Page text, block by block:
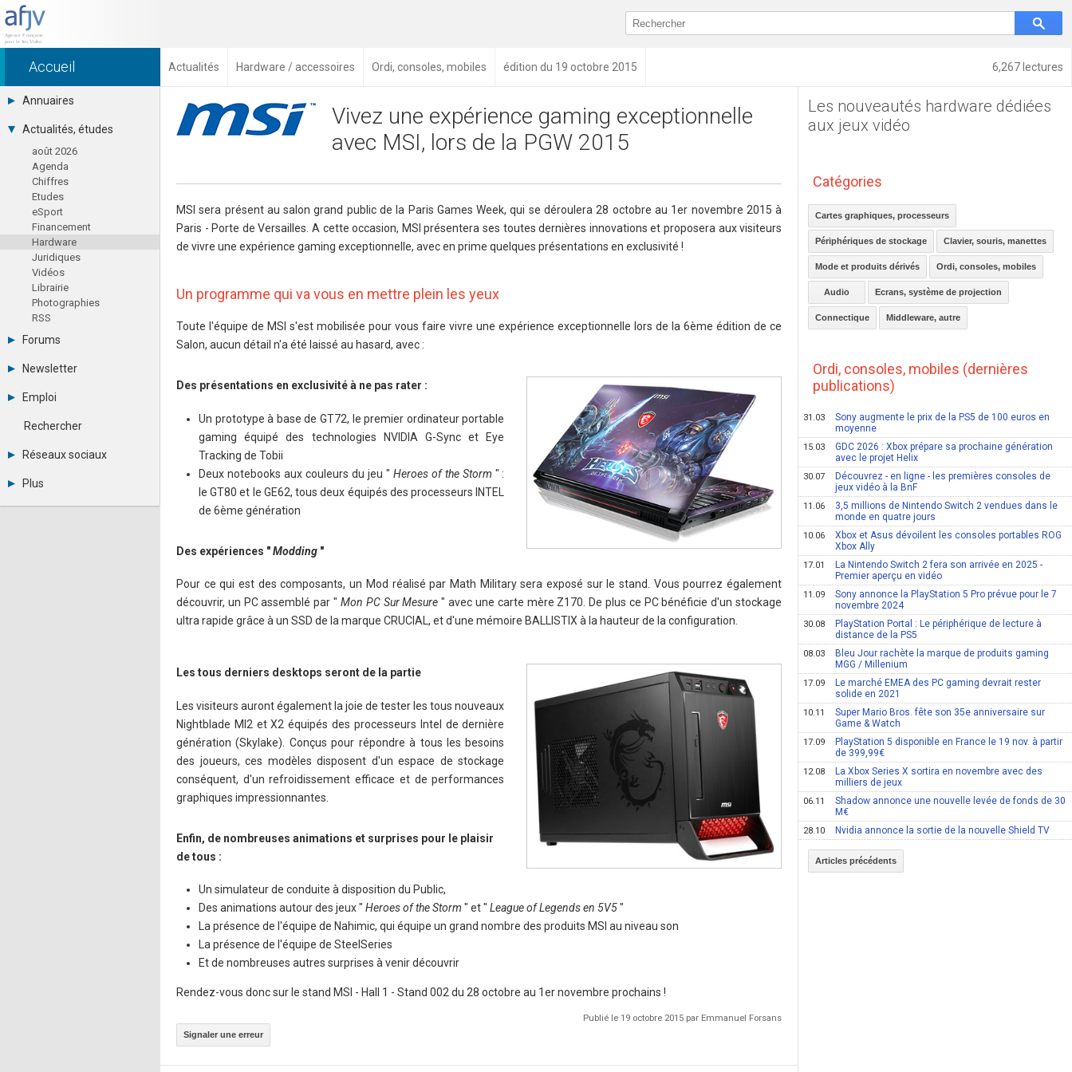
6,267 lectures
Accueil Actualités Hardware / accessoires Ordi, consoles, mobiles édition du 19 octobre 2015
Annuaires
Toutes les sociétés (691)
Studios (418)
Editeurs (49)
Distributeurs (16)
Hard. / Accessoires (10)
Middlewares (15)
Prestataires (99)
Assoc. / Syndicats (21)
Formations / Ecoles (46)
Presse spécialisée (17)
Actualités, études
août 2026
Agenda
Chiffres
Etudes
eSport
Financement
Hardware
Juridiques
Vidéos
Librairie
Photographies
RSS
Forums
Tous les forums
Se connecter
Messages privés
Contacter un modérateur
Newsletter
Archives
Abonnement
Emploi
Consulter les annonces
Observatoire de l'emploi
Rechercher
Réseaux sociaux
LinkedIn
Plus
Annonceurs
Vivez une expérience gaming exceptionnelle
avec MSI, lors de la PGW 2015
MSI sera présent au salon grand public de la Paris Games Week, qui se déroulera 28 octobre au 1er novembre 2015 à
Paris - Porte de Versailles. A cette occasion, MSI présentera ses toutes dernières innovations et proposera aux visiteurs
de vivre une expérience gaming exceptionnelle, avec en prime quelques présentations en exclusivité !
Un programme qui va vous en mettre plein les yeux
Toute l'équipe de MSI s'est mobilisée pour vous faire vivre une expérience exceptionnelle lors de la 6ème édition de ce
Salon, aucun détail n'a été laissé au hasard, avec :
Des présentations en exclusivité à ne pas rater :
Un prototype à base de GT72, le premier ordinateur portable
gaming équipé des technologies NVIDIA G-Sync et Eye
Tracking de Tobii
Deux notebooks aux couleurs du jeu " Heroes of the Storm " :
le GT80 et le GE62, tous deux équipés des processeurs INTEL
de 6ème génération
Des expériences "Modding "
Pour ce qui est des composants, un Mod réalisé par Math Military sera exposé sur le stand. Vous pourrez également
découvrir, un PC assemblé par " Mon PC Sur Mesure" avec une carte mère Z170. De plus ce PC bénéficie d'un stockage
ultra rapide grâce à un SSD de la marque CRUCIAL, et d'une mémoire BALLISTIX à la hauteur de la configuration.
Les tous derniers desktops seront de la partie
Les visiteurs auront également la joie de tester les tous nouveaux
Nightblade MI2 et X2 équipés des processeurs Intel de dernière
génération (Skylake). Conçus pour répondre à tous les besoins
des joueurs, ces modèles disposent d'un espace de stockage
conséquent, d'un refroidissement efficace et de performances
graphiques impressionnantes.
Enfin, de nombreuses animations et surprises pour le plaisir
de tous :
Un simulateur de conduite à disposition du Public,
Des animations autour des jeux " Heroes of the Storm " et " League of Legends en 5V5"
La présence de l'équipe de Nahimic, qui équipe un grand nombre des produits MSI au niveau son
La présence de l'équipe de SteelSeries
Et de nombreuses autres surprises à venir découvrir
Rendez-vous donc sur le stand MSI - Hall 1 - Stand 002 du 28 octobre au 1er novembre prochains !
Publié le 19 octobre 2015 par Emmanuel Forsans
Signaler une erreur
Les nouveautés hardware dédiées
aux jeux vidéo
Catégories
Cartes graphiques, processeurs
Périphériques de stockage Clavier, souris, manettes
Mode et produits dérivés Ordi, consoles, mobiles
Audio Ecrans, système de projection
Connectique Middleware, autre
Ordi, consoles, mobiles (dernières
publications)
31.03
Sony augmente le prix de la PS5 de 100 euros en
moyenne
15.03
GDC 2026 : Xbox prépare sa prochaine génération
avec le projet Helix
30.07
Découvrez - en ligne - les premières consoles de
jeux vidéo à la BnF
11.06
3,5 millions de Nintendo Switch 2 vendues dans le
monde en quatre jours
10.06
Xbox et Asus dévoilent les consoles portables ROG
Xbox Ally
17.01
La Nintendo Switch 2 fera son arrivée en 2025 -
Premier aperçu en vidéo
11.09
Sony annonce la PlayStation 5 Pro prévue pour le 7
novembre 2024
30.08
PlayStation Portal : Le périphérique de lecture à
distance de la PS5
08.03
Bleu Jour rachète la marque de produits gaming
MGG / Millenium
17.09
Le marché EMEA des PC gaming devrait rester
solide en 2021
10.11
Super Mario Bros. fête son 35e anniversaire sur
Game & Watch
17.09
PlayStation 5 disponible en France le 19 nov. à partir
de 399,99€
12.08
La Xbox Series X sortira en novembre avec des
milliers de jeux
06.11
Shadow annonce une nouvelle levée de fonds de 30
M€
28.10 Nvidia annonce la sortie de la nouvelle Shield TV
Articles précédents